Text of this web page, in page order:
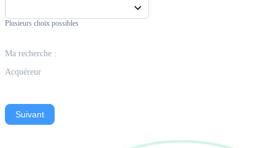
Plusieurs choix possibles
Ma recherche :
Acquéreur
Suivant